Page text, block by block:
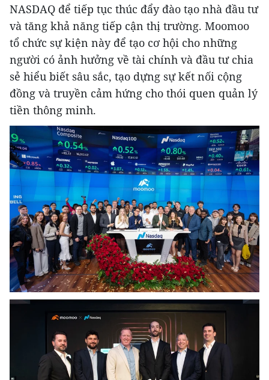
NASDAQ để tiếp tục thúc đẩy đào tạo nhà đầu tư
và tăng khả năng tiếp cận thị trường. Moomoo
tổ chức sự kiện này để tạo cơ hội cho những
người có ảnh hưởng về tài chính và đầu tư chia
sẻ hiểu biết sâu sắc, tạo dựng sự kết nối cộng
đồng và truyền cảm hứng cho thói quen quản lý
tiền thông minh.